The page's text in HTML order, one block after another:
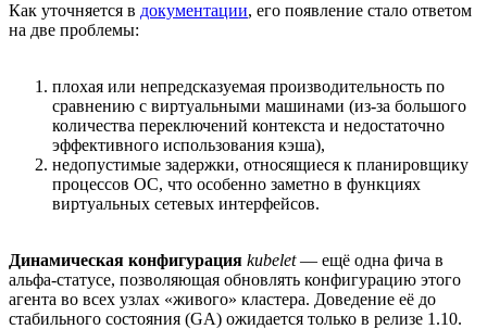
Как уточняется в документации, его появление стало ответом
на две проблемы:
плохая или непредсказуемая производительность по
сравнению с виртуальными машинами (из-за большого
количества переключений контекста и недостаточно
эффективного использования кэша),
недопустимые задержки, относящиеся к планировщику
процессов ОС, что особенно заметно в функциях
виртуальных сетевых интерфейсов.
Динамическая конфигурация kubelet— ещё одна фича в
альфа-статусе, позволяющая обновлять конфигурацию этого
агента во всех узлах «живого» кластера. Доведение её до
стабильного состояния (GA) ожидается только в релизе 1.10.